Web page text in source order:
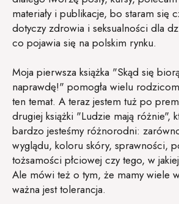
materiały i publikacje, bo staram się
dotyczy zdrowia i seksualności dla
co pojawia się na polskim rynku.
Moja pierwsza książka "Skąd się
naprawdę!" pomogła wielu
ten temat. A teraz jestem tuż po
drugiej książki "Ludzie mają różnie",
bardzo jesteśmy różnorodni:
wyglądu, koloru skóry, sprawności,
tożsamości płciowej czy tego, w
Ale mówi też o tym, że mamy wiele
ważna jest tolerancja.